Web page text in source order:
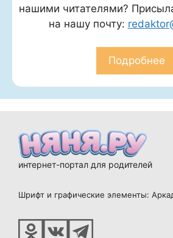
нашими читателями?
на нашу почту:
Подробнее
интернет-портал для родителей
Шрифт и графические элементы: